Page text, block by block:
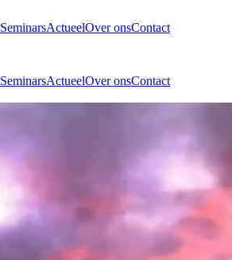
SeminarsActueelOver onsContact
SeminarsActueelOver onsContact